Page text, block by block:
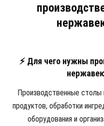
⚡ Для чего нужны
Производственные столы
продуктов, обработки
оборудования и